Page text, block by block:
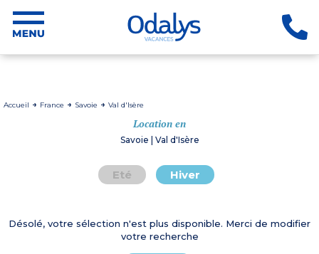
Accueil France Savoie Val d'Isère
Location en
Savoie | Val d'Isère
Eté Hiver
Désolé, votre sélection n'est plus disponible. Merci de modifier
votre recherche